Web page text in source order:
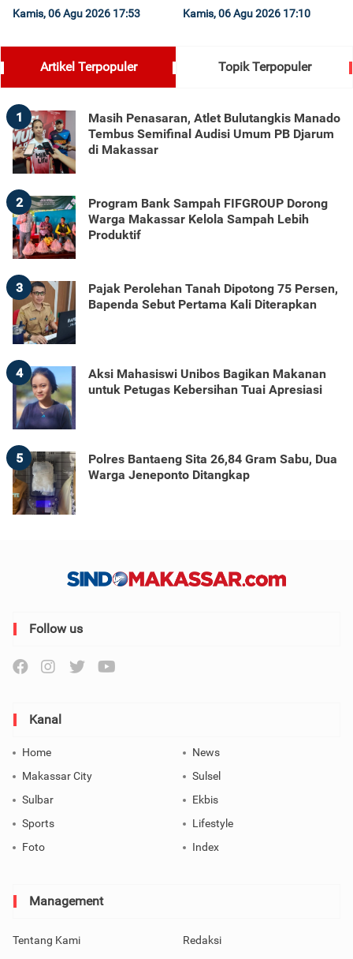
Kamis, 06 Agu 2026 17:53 Kamis, 06 Agu 2026 17:10
Artikel Terpopuler Topik Terpopuler
1
Masih Penasaran, Atlet Bulutangkis Manado
Tembus Semifinal Audisi Umum PB Djarum
di Makassar
2
Program Bank Sampah FIFGROUP Dorong
Warga Makassar Kelola Sampah Lebih
Produktif
3
Pajak Perolehan Tanah Dipotong 75 Persen,
Bapenda Sebut Pertama Kali Diterapkan
4
Aksi Mahasiswi Unibos Bagikan Makanan
untuk Petugas Kebersihan Tuai Apresiasi
5
Polres Bantaeng Sita 26,84 Gram Sabu, Dua
Warga Jeneponto Ditangkap
Follow us
Kanal
Home
News
Makassar City
Sulsel
Sulbar
Ekbis
Sports
Lifestyle
Foto
Index
Management
Tentang Kami
Redaksi